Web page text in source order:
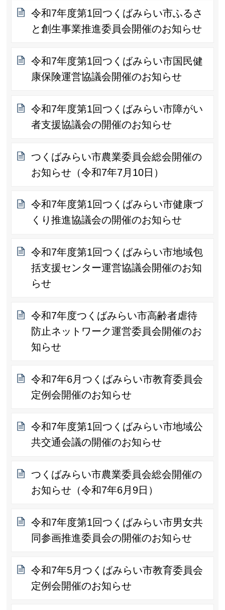
令和7年度第1回つくばみらい市ふるさ
と創生事業推進委員会開催のお知らせ
令和7年度第1回つくばみらい市国民健
康保険運営協議会開催のお知らせ
令和7年度第1回つくばみらい市障がい
者支援協議会の開催のお知らせ
つくばみらい市農業委員会総会開催の
お知らせ（令和7年7月10日）
令和7年度第1回つくばみらい市健康づ
くり推進協議会の開催のお知らせ
令和7年度第1回つくばみらい市地域包
括支援センター運営協議会開催のお知
らせ
令和7年度つくばみらい市高齢者虐待
防止ネットワーク運営委員会開催のお
知らせ
令和7年6月つくばみらい市教育委員会
定例会開催のお知らせ
令和7年度第1回つくばみらい市地域公
共交通会議の開催のお知らせ
つくばみらい市農業委員会総会開催の
お知らせ（令和7年6月9日）
令和7年度第1回つくばみらい市男女共
同参画推進委員会の開催のお知らせ
令和7年5月つくばみらい市教育委員会
定例会開催のお知らせ